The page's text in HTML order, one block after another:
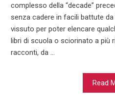
complesso della “decade”
senza cadere in facili battute
vissuto per poter elencare
libri di scuola o sciorinato a più
racconti, da ...
Read